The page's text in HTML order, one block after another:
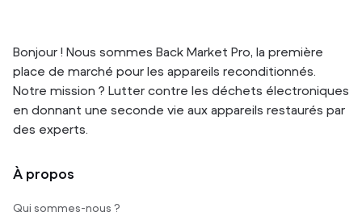
Bonjour ! Nous sommes Back Market Pro, la première
place de marché pour les appareils reconditionnés.
Notre mission ? Lutter contre les déchets électroniques
en donnant une seconde vie aux appareils restaurés par
des experts.
À propos
Qui sommes-nous ?